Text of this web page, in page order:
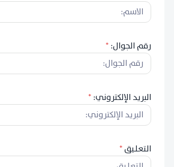
رقم الجوال:*
البريد الإلكتروني:*
التعليق*